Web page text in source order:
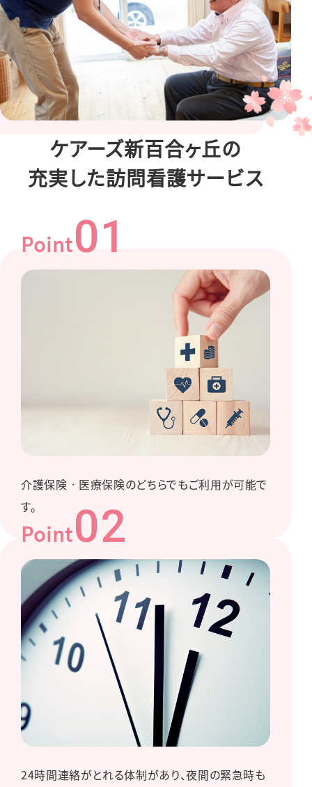
ケアーズ新百合ヶ丘の
充実した訪問看護サービス
Point01
介護保険‧医療保険のどちらでもご利⽤が可能で
す。
Point02
24時間連絡がとれる体制があり、夜間の緊急時も